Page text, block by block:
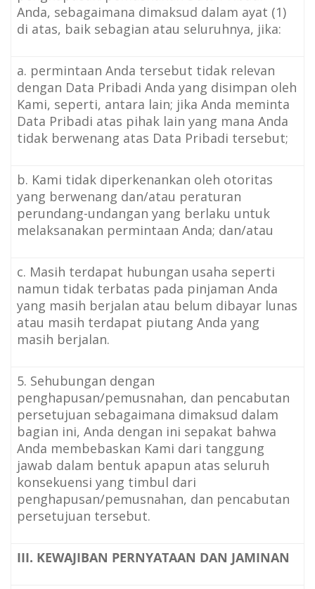
Anda, sebagaimana dimaksud dalam ayat (1)
di atas, baik sebagian atau seluruhnya, jika:
a. permintaan Anda tersebut tidak relevan
dengan Data Pribadi Anda yang disimpan oleh
Kami, seperti, antara lain; jika Anda meminta
Data Pribadi atas pihak lain yang mana Anda
tidak berwenang atas Data Pribadi tersebut;
b. Kami tidak diperkenankan oleh otoritas
yang berwenang dan/atau peraturan
perundang-undangan yang berlaku untuk
melaksanakan permintaan Anda; dan/atau
c. Masih terdapat hubungan usaha seperti
namun tidak terbatas pada pinjaman Anda
yang masih berjalan atau belum dibayar lunas
atau masih terdapat piutang Anda yang
masih berjalan.
5. Sehubungan dengan
penghapusan/pemusnahan, dan pencabutan
persetujuan sebagaimana dimaksud dalam
bagian ini, Anda dengan ini sepakat bahwa
Anda membebaskan Kami dari tanggung
jawab dalam bentuk apapun atas seluruh
konsekuensi yang timbul dari
penghapusan/pemusnahan, dan pencabutan
persetujuan tersebut.
III. KEWAJIBAN PERNYATAAN DAN JAMINAN